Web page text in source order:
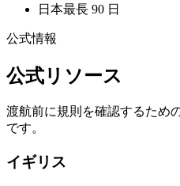
日本最長 90 日
公式情報
公式リソース
渡航前に規則を確認するため
です。
イギリス